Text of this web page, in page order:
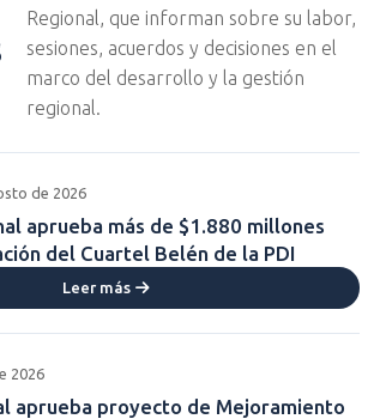
Regional, que informan sobre su labor,
sesiones, acuerdos y decisiones en el
marco del desarrollo y la gestión
regional.
de 2026
aprueba más de $1.880 millones
del Cuartel Belén de la PDI
Leer más
2026
aprueba proyecto de Mejoramiento